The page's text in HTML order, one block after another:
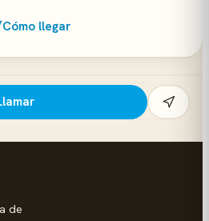
Cómo llegar
de